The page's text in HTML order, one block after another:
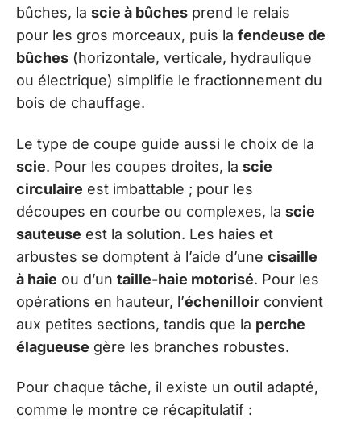
bûches, la scie à bûches prend le relais
pour les gros morceaux, puis la fendeuse de
bûches (horizontale, verticale, hydraulique
ou électrique) simplifie le fractionnement du
bois de chauffage.
Le type de coupe guide aussi le choix de la
scie. Pour les coupes droites, la scie
circulaire est imbattable ; pour les
découpes en courbe ou complexes, la scie
sauteuse est la solution. Les haies et
arbustes se domptent à l’aide d’une cisaille
à haie ou d’un taille-haie motorisé. Pour les
opérations en hauteur, l’échenilloir convient
aux petites sections, tandis que la perche
élagueuse gère les branches robustes.
Pour chaque tâche, il existe un outil adapté,
comme le montre ce récapitulatif :